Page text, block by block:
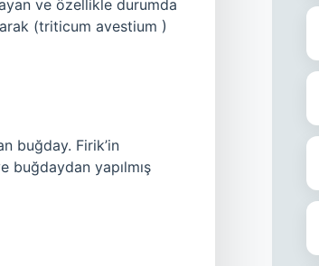
(triticum avestium )
buğday. Firik’in
buğdaydan yapılmış